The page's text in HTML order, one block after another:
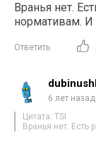
Вранья нет.
нормативам. И
Ответить
6 лет назад
Цитата: TSI
Вранья нет. Есть